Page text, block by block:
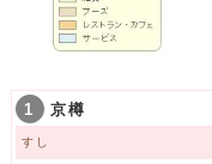
1 京樽
すし